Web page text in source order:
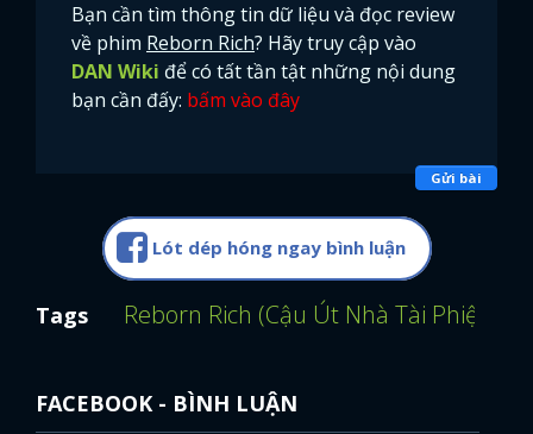
Bạn cần tìm thông tin dữ liệu và đọc review
về phim Reborn Rich? Hãy truy cập vào
DAN Wiki để có tất tần tật những nội dung
bạn cần đấy: bấm vào đây
Gửi bài
Lót dép hóng ngay bình luận
Tags Reborn Rich (Cậu Út Nhà Tài Phiệt)
FACEBOOK - BÌNH LUẬN